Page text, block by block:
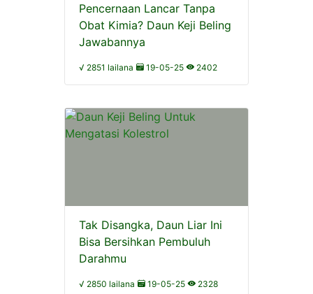
Pencernaan Lancar Tanpa
Obat Kimia? Daun Keji Beling
Jawabannya
√ 2851 lailana 19-05-25 2402
Tak Disangka, Daun Liar Ini
Bisa Bersihkan Pembuluh
Darahmu
√ 2850 lailana 19-05-25 2328